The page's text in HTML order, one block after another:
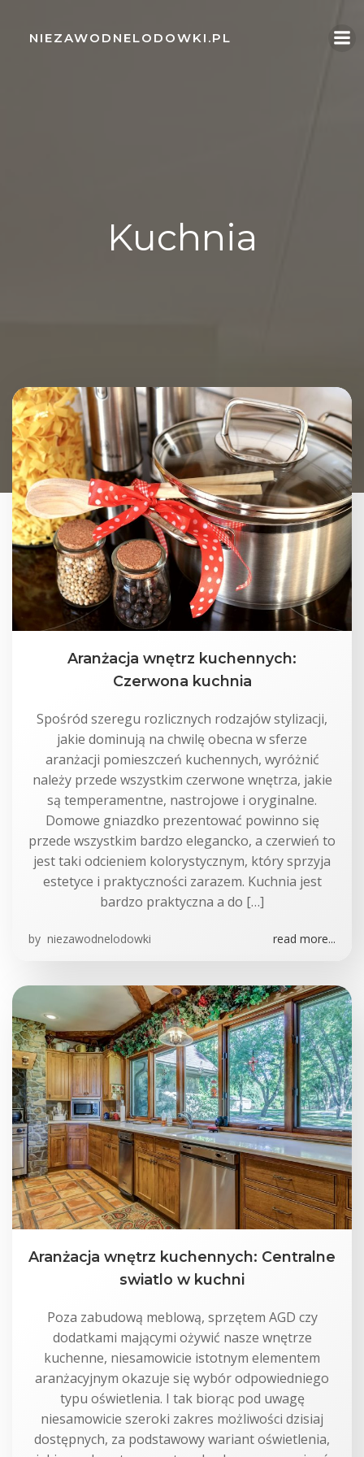
content
NIEZAWODNELODOWKI.PL
Kuchnia
Aranżacja wnętrz kuchennych:
Czerwona kuchnia
Spośród szeregu rozlicznych rodzajów stylizacji,
jakie dominują na chwilę obecna w sferze
aranżacji pomieszczeń kuchennych, wyróżnić
należy przede wszystkim czerwone wnętrza, jakie
są temperamentne, nastrojowe i oryginalne.
Domowe gniazdko prezentować powinno się
przede wszystkim bardzo elegancko, a czerwień to
jest taki odcieniem kolorystycznym, który sprzyja
estetyce i praktyczności zarazem. Kuchnia jest
bardzo praktyczna a do […]
by niezawodnelodowki read more...
Aranżacja wnętrz kuchennych: Centralne
swiatlo w kuchni
Poza zabudową meblową, sprzętem AGD czy
dodatkami mającymi ożywić nasze wnętrze
kuchenne, niesamowicie istotnym elementem
aranżacyjnym okazuje się wybór odpowiedniego
typu oświetlenia. I tak biorąc pod uwagę
niesamowicie szeroki zakres możliwości dzisiaj
dostępnych, za podstawowy wariant oświetlenia,